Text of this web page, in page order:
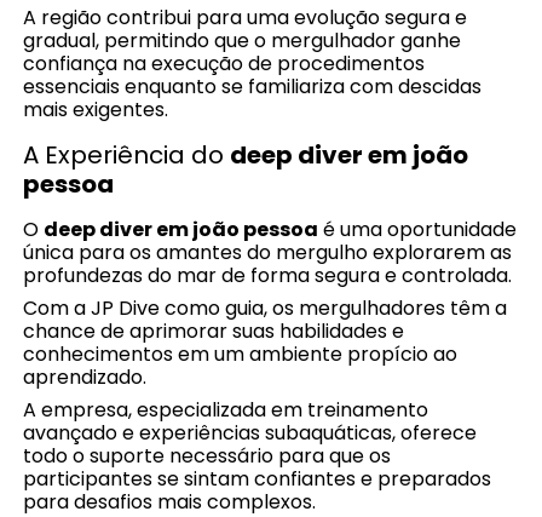
A região contribui para uma evolução segura e
gradual, permitindo que o mergulhador ganhe
confiança na execução de procedimentos
essenciais enquanto se familiariza com descidas
mais exigentes.
A Experiência do deep diver em joão
pessoa
O deep diver em joão pessoa é uma oportunidade
única para os amantes do mergulho explorarem as
profundezas do mar de forma segura e controlada.
Com a JP Dive como guia, os mergulhadores têm a
chance de aprimorar suas habilidades e
conhecimentos em um ambiente propício ao
aprendizado.
A empresa, especializada em treinamento
avançado e experiências subaquáticas, oferece
todo o suporte necessário para que os
participantes se sintam confiantes e preparados
para desafios mais complexos.